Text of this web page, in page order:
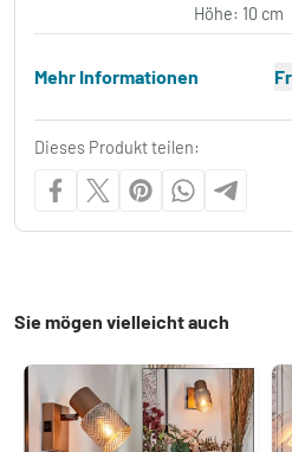
Höhe: 10 cm
Mehr Informationen
Dieses Produkt teilen:
Sie mögen vielleicht auch